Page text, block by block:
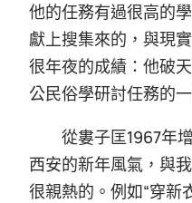
他的任務有過很高的
獻上搜集來的，與現
很年夜的成績：他破
公民俗學研討任務的
從婁子匡1967年
西安的新年風氣，與
很親熱的。例如“穿新